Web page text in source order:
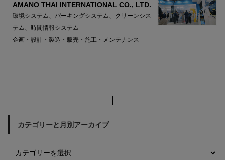
AMANO THAI INTERNATIONAL CO., LTD.
環境システム、パーキングシステム、クリーンシス
テム、時間情報システム
企画・設計・製造・販売・施工・メンテナンス
カテゴリーと月別アーカイブ